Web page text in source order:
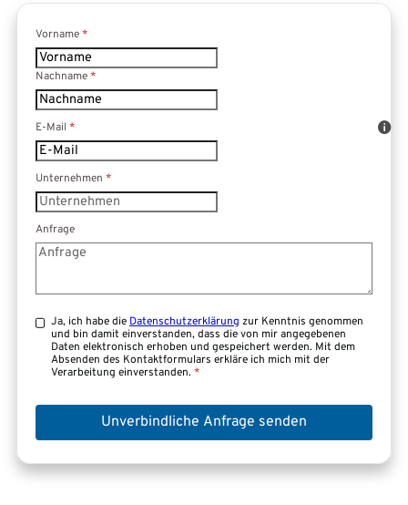
Formular überspringen
Vorname*
Nachname*
E-Mail *
Unternehmen *
Anfrage
Ja, ich habe die Datenschutzerklärung zur Kenntnis genommen
und bin damit einverstanden, dass die von mir angegebenen
Daten elektronisch erhoben und gespeichert werden. Mit dem
Absenden des Kontaktformulars erkläre ich mich mit der
Verarbeitung einverstanden. *
Unverbindliche Anfrage senden